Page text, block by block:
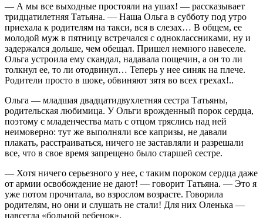
— А мы все выходные простояли на ушах! — рассказывает
тридцатилетняя Татьяна. — Наша Ольга в субботу под утро
приехала к родителям на такси, вся в слезах… В общем, ее
молодой муж в пятницу встречался с одноклассниками, ну и
задержался дольше, чем обещал. Пришел немного навеселе.
Ольга устроила ему скандал, надавала пощечин, а он то ли
толкнул ее, то ли отодвинул… Теперь у нее синяк на плече.
Родители просто в шоке, обвиняют зятя во всех грехах!..
Ольга — младшая двадцатидвухлетняя сестра Татьяны,
родительская любимица. У Ольги врожденный порок сердца,
поэтому с младенчества мать с отцом тряслись над ней
неимоверно: тут же выполняли все капризы, не давали
плакать, расстраиваться, ничего не заставляли и разрешали
все, что в свое время запрещено было старшей сестре.
— Хотя ничего серьезного у нее, с таким пороком сердца даже
от армии освобождение не дают! — говорит Татьяна. — Это я
уже потом прочитала, во взрослом возрасте. Говорила
родителям, но они и слушать не стали! Для них Оленька —
навсегда «больной ребенок».